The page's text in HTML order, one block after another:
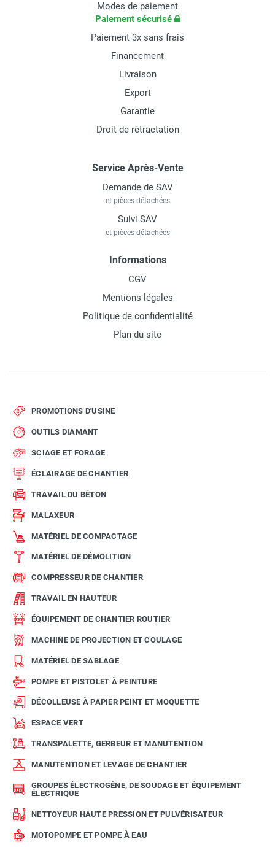
Modes de paiement
Paiement sécurisé
Paiement 3x sans frais
Financement
Livraison
Export
Garantie
Droit de rétractation
Service Après-Vente
Demande de SAV
et pièces détachées
Suivi SAV
et pièces détachées
Informations
CGV
Mentions légales
Politique de confidentialité
Plan du site
PROMOTIONS D'USINE
OUTILS DIAMANT
SCIAGE ET FORAGE
ÉCLAIRAGE DE CHANTIER
TRAVAIL DU BÉTON
MALAXEUR
MATÉRIEL DE COMPACTAGE
MATÉRIEL DE DÉMOLITION
COMPRESSEUR DE CHANTIER
TRAVAIL EN HAUTEUR
ÉQUIPEMENT DE CHANTIER ROUTIER
MACHINE DE PROJECTION ET COULAGE
MATÉRIEL DE SABLAGE
POMPE ET PISTOLET À PEINTURE
DÉCOLLEUSE À PAPIER PEINT ET MOQUETTE
ESPACE VERT
TRANSPALETTE, GERBEUR ET MANUTENTION
MANUTENTION ET LEVAGE DE CHANTIER
GROUPES ÉLECTROGÈNE, DE SOUDAGE ET ÉQUIPEMENT
ÉLECTRIQUE
NETTOYEUR HAUTE PRESSION ET PULVÉRISATEUR
MOTOPOMPE ET POMPE À EAU